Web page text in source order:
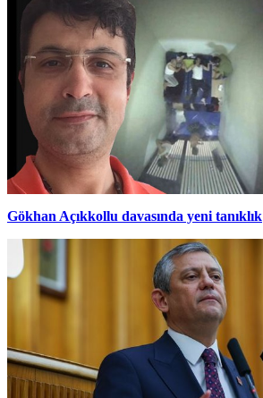
Gökhan Açıkkollu davasında yeni tanıklık